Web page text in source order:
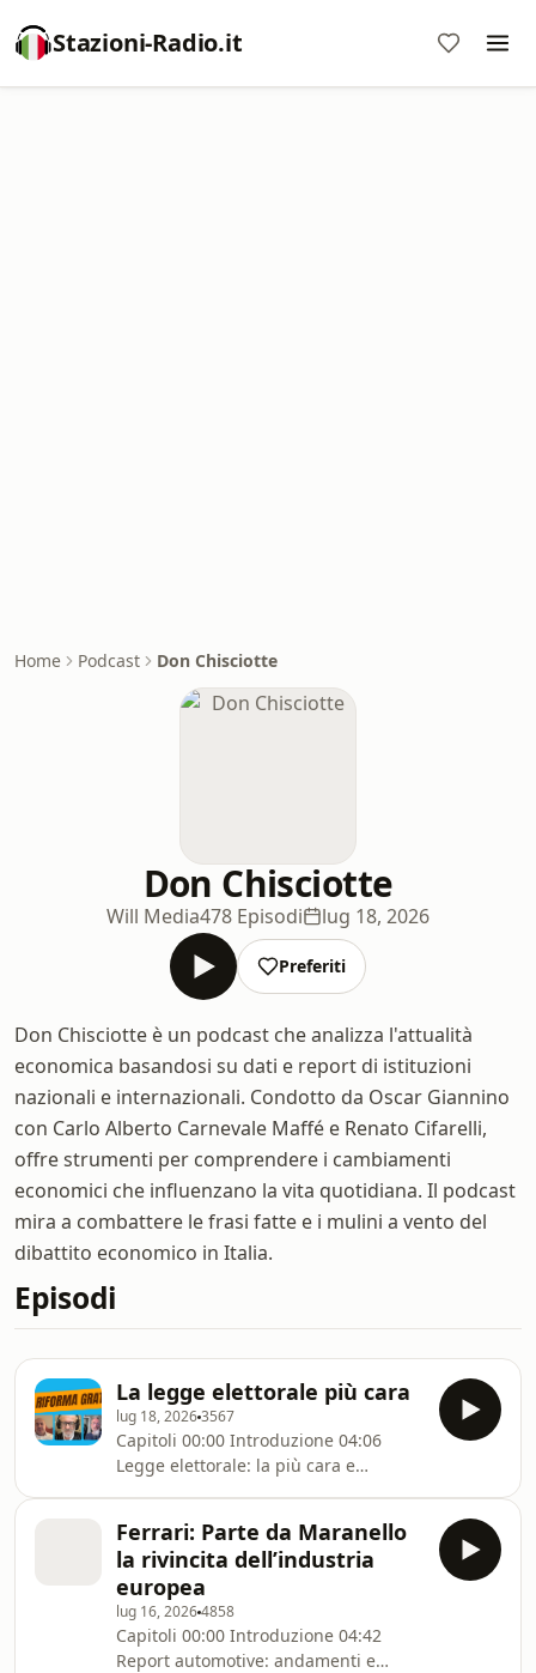
Stazioni-Radio.it
Home Podcast Don Chisciotte
Don Chisciotte
Will Media478 Episodi lug 18, 2026
Preferiti
Don Chisciotte è un podcast che analizza l'attualità
economica basandosi su dati e report di istituzioni
nazionali e internazionali. Condotto da Oscar Giannino
con Carlo Alberto Carnevale Maffé e Renato Cifarelli,
offre strumenti per comprendere i cambiamenti
economici che influenzano la vita quotidiana. Il podcast
mira a combattere le frasi fatte e i mulini a vento del
dibattito economico in Italia.
Episodi
La legge elettorale più cara
lug 18, 20263567
Capitoli 00:00 Introduzione 04:06
Legge elettorale: la più cara e
assolvere se stesso 45:16 La guerra
nella guerra: Fodorov vittima del
modello gerarchico di Kyiv Learn
more about your ad choices. Visit
megaphone.fm/adchoices
Ferrari: Parte da Maranello
la rivincita dell’industria
europea
lug 16, 20264858
Capitoli 00:00 Introduzione 04:42
Report automotive: andamenti e